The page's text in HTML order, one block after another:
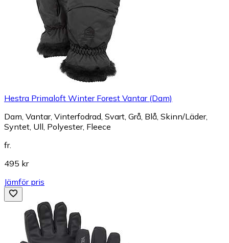
Hestra Primaloft Winter Forest Vantar (Dam)
Dam, Vantar, Vinterfodrad, Svart, Grå, Blå, Skinn/Läder,
Syntet, Ull, Polyester, Fleece
fr.
495 kr
Jämför pris